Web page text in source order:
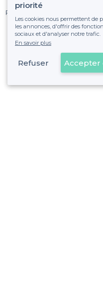
Pas de commissions et sans
fixe sans risque
Référencer
priorité
Les cookies nous permettent de
les annonces, d'offrir des
sociaux et d'analyser notre trafic.
En savoir plus
Refuser Accepter